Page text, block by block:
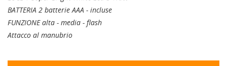
BATTERIA 2 batterie AAA - incluse
FUNZIONE alta - media - flash
Attacco al manubrio